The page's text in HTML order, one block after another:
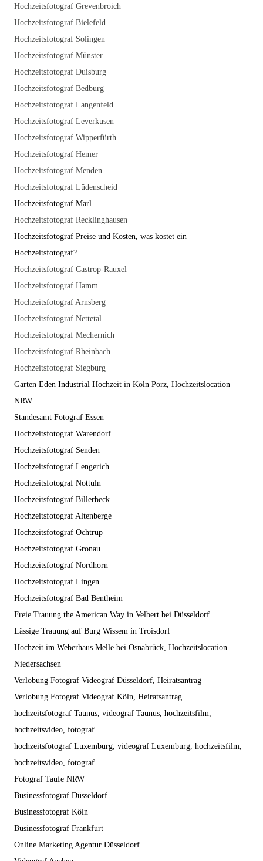
Hochzeitsfotograf Grevenbroich
Hochzeitsfotograf Bielefeld
Hochzeitsfotograf Solingen
Hochzeitsfotograf Münster
Hochzeitsfotograf Duisburg
Hochzeitsfotograf Bedburg
Hochzeitsfotograf Langenfeld
Hochzeitsfotograf Leverkusen
Hochzeitsfotograf Wipperfürth
Hochzeitsfotograf Hemer
Hochzeitsfotograf Menden
Hochzeitsfotograf Lüdenscheid
Hochzeitsfotograf Marl
Hochzeitsfotograf Recklinghausen
Hochzeitsfotograf Preise und Kosten, was kostet ein
Hochzeitsfotograf?
Hochzeitsfotograf Castrop-Rauxel
Hochzeitsfotograf Hamm
Hochzeitsfotograf Arnsberg
Hochzeitsfotograf Nettetal
Hochzeitsfotograf Mechernich
Hochzeitsfotograf Rheinbach
Hochzeitsfotograf Siegburg
Garten Eden Industrial Hochzeit in Köln Porz, Hochzeitslocation
NRW
Standesamt Fotograf Essen
Hochzeitsfotograf Warendorf
Hochzeitsfotograf Senden
Hochzeitsfotograf Lengerich
Hochzeitsfotograf Nottuln
Hochzeitsfotograf Billerbeck
Hochzeitsfotograf Altenberge
Hochzeitsfotograf Ochtrup
Hochzeitsfotograf Gronau
Hochzeitsfotograf Nordhorn
Hochzeitsfotograf Lingen
Hochzeitsfotograf Bad Bentheim
Freie Trauung the American Way in Velbert bei Düsseldorf
Lässige Trauung auf Burg Wissem in Troisdorf
Hochzeit im Weberhaus Melle bei Osnabrück, Hochzeitslocation
Niedersachsen
Verlobung Fotograf Videograf Düsseldorf, Heiratsantrag
Verlobung Fotograf Videograf Köln, Heiratsantrag
hochzeitsfotograf Taunus, videograf Taunus, hochzeitsfilm,
hochzeitsvideo, fotograf
hochzeitsfotograf Luxemburg, videograf Luxemburg, hochzeitsfilm,
hochzeitsvideo, fotograf
Fotograf Taufe NRW
Businessfotograf Düsseldorf
Businessfotograf Köln
Businessfotograf Frankfurt
Online Marketing Agentur Düsseldorf